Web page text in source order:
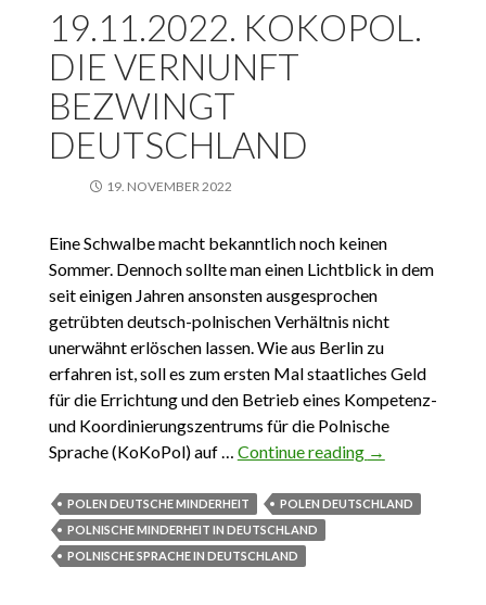
19.11.2022. KOKOPOL.
DIE VERNUNFT
BEZWINGT
DEUTSCHLAND
19. NOVEMBER 2022
Eine Schwalbe macht bekanntlich noch keinen
Sommer. Dennoch sollte man einen Lichtblick in dem
seit einigen Jahren ansonsten ausgesprochen
getrübten deutsch-polnischen Verhältnis nicht
unerwähnt erlöschen lassen. Wie aus Berlin zu
erfahren ist, soll es zum ersten Mal staatliches Geld
für die Errichtung und den Betrieb eines Kompetenz-
und Koordinierungszentrums für die Polnische
Sprache (KoKoPol) auf … Continue reading 19.11.2022.
Vernunft
→
POLEN DEUTSCHE MINDERHEIT
POLEN DEUTSCHLAND
POLNISCHE MINDERHEIT IN DEUTSCHLAND
POLNISCHE SPRACHE IN DEUTSCHLAND